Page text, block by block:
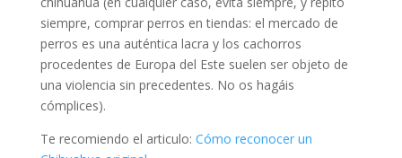
siempre, comprar perros en tiendas: el mercado de
perros es una auténtica lacra y los cachorros
procedentes de Europa del Este suelen ser objeto de
una violencia sin precedentes. No os hagáis
cómplices).
Te recomiendo el articulo: Cómo reconocer un